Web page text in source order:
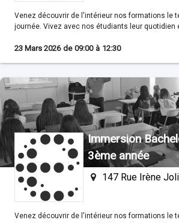
Venez découvrir de l'intérieur nos formations le
journée. Vivez avec nos étudiants leur quotidien en cours pour vous
23 Mars 2026 de 09:00 à 12:30
Immersion
3ème année
147 Rue Irène
Venez découvrir de l'intérieur nos formations le